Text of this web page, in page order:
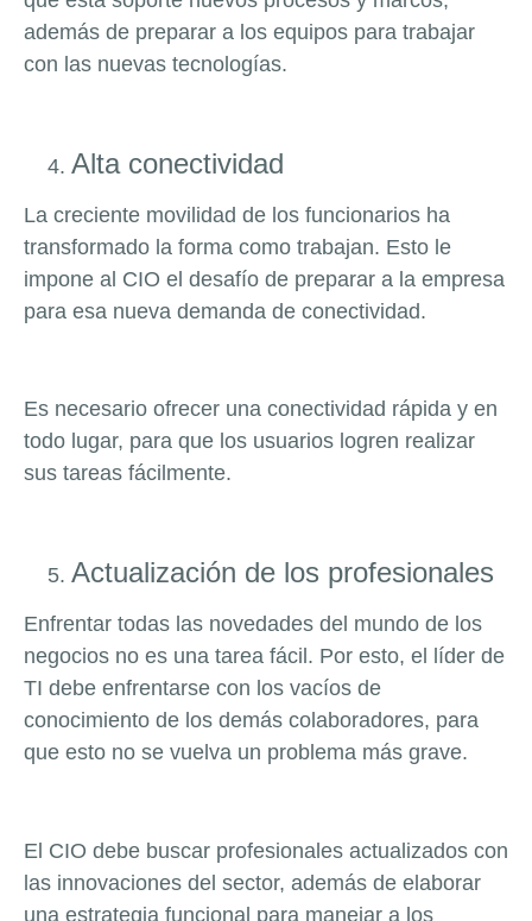
además de preparar a los equipos para trabajar
con las nuevas tecnologías.
Alta conectividad
La creciente movilidad de los funcionarios ha
transformado la forma como trabajan. Esto le
impone al CIO el desafío de preparar a la empresa
para esa nueva demanda de conectividad.
Es necesario ofrecer una conectividad rápida y en
todo lugar, para que los usuarios logren realizar
sus tareas fácilmente.
Actualización de los profesionales
Enfrentar todas las novedades del mundo de los
negocios no es una tarea fácil. Por esto, el líder de
TI debe enfrentarse con los vacíos de
conocimiento de los demás colaboradores, para
que esto no se vuelva un problema más grave.
El CIO debe buscar profesionales actualizados con
las innovaciones del sector, además de elaborar
una estrategia funcional para manejar a los